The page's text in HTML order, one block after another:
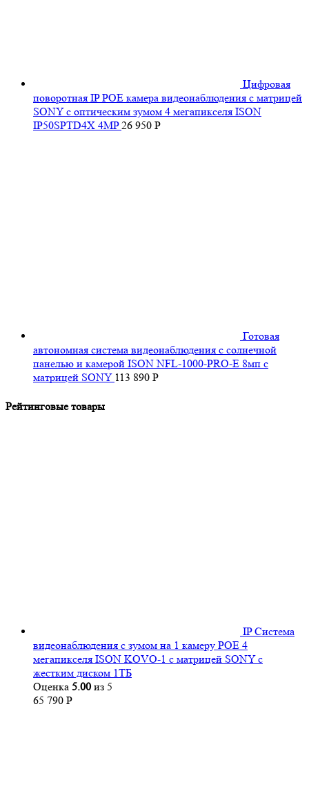
Цифровая
поворотная IP POE камера видеонаблюдения с матрицей
SONY с оптическим зумом 4 мегапикселя ISON
IP50SPTD4X 4MP 26 950 Р
Готовая
автономная система видеонаблюдения с солнечной
панелью и камерой ISON NFL-1000-PRO-E 8мп с
матрицей SONY 113 890 Р
Рейтинговые товары
IP Система
видеонаблюдения с зумом на 1 камеру POE 4
мегапикселя ISON KOVO-1 с матрицей SONY с
жестким диском 1ТБ
Оценка 5.00 из 5
65 790 Р